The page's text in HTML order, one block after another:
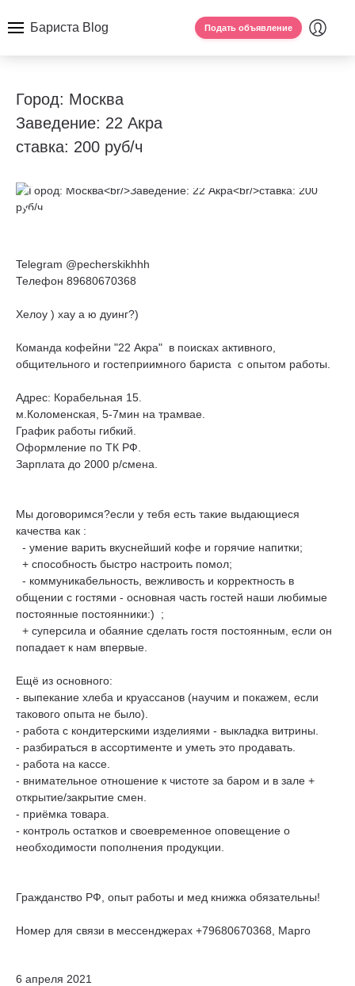
Бариста Blog Подать объявление
Город: Москва
Заведение: 22 Акра
ставка: 200 руб/ч
Telegram @pecherskikhhh
Телефон 89680670368
Хелоу ) хау а ю дуинг?)
Команда кофейни "22 Акра" в поисках активного,
общительного и гостеприимного бариста с опытом работы.
Адрес: Корабельная 15.
м.Коломенская, 5-7мин на трамвае.
График работы гибкий.
Оформление по ТК РФ.
Зарплата до 2000 р/смена.
Мы договоримся?если у тебя есть такие выдающиеся
качества как :
- умение варить вкуснейший кофе и горячие напитки;
+ способность быстро настроить помол;
- коммуникабельность, вежливость и корректность в
общении с гостями - основная часть гостей наши любимые
постоянные постоянники:) ;
+ суперсила и обаяние сделать гостя постоянным, если он
попадает к нам впервые.
Ещё из основного:
- выпекание хлеба и круассанов (научим и покажем, если
такового опыта не было).
- работа с кондитерскими изделиями - выкладка витрины.
- разбираться в ассортименте и уметь это продавать.
- работа на кассе.
- внимательное отношение к чистоте за баром и в зале +
открытие/закрытие смен.
- приёмка товара.
- контроль остатков и своевременное оповещение о
необходимости пополнения продукции.
Гражданство РФ, опыт работы и мед книжка обязательны!
Номер для связи в мессенджерах +79680670368, Марго
6 апреля 2021